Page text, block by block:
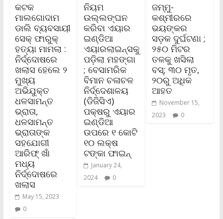
କଟକ
ମାଲଗୋଦାମ
ଡାଲି ବ୍ୟବସାୟୀ
ସେକ୍ ଫାରୁକ୍
ହତ୍ୟା ମାମଲା :
ନିର୍ଦ୍ଦୋଷରେ
ଖଲାସ ହେଲେ ୨
ମୁଖ୍ୟ
ଅଭିଯୁକ୍ତ
ଧଳସାମନ୍ତ
ଭ୍ରାତା,
ଧଳସାମନ୍ତ
ଭ୍ରାତାଙ୍କ
ସହଯୋଗୀ
ଆରିଫ୍ ଖାଁ
ମଧ୍ୟ
ନିର୍ଦ୍ଦୋଷରେ
ଖଲାସ
May 15, 2023
0
ନିୟମ
ଉଲ୍ଲଙ୍ଘନ
କରିବା ଏୟାର
ଇଣ୍ଡିଆ
ଏୟାରଲାଇନ୍ସକୁ
ପଡ଼ିଲା ମହଙ୍ଗା
; ବେସାମରିକ
ବିମାନ ଚଳାଚଳ
ନିର୍ଦ୍ଦେଶାଳୟ
(ଡିଜିସିଏ)
ପକ୍ଷରୁ ଏୟାର
ଇଣ୍ଡିଆ
ଉପରେ ୧ କୋଟି
୧୦ ଲକ୍ଷ
ଟଙ୍କା ଫାଇନ୍‌
January 24,
2024
0
ଜମ୍ମୁ-
କଶ୍ମୀରରେ
ଭୟଙ୍କର
ସଡ଼କ ଦୁର୍ଘଟଣା ;
୨୫୦ ମିଟର
ତଳକୁ ଖସିଲା
ବସ୍‌; ୩୦ ମୃତ,
୨୦ରୁ ଅଧିକ
ଆହତ
November 15,
2023
0